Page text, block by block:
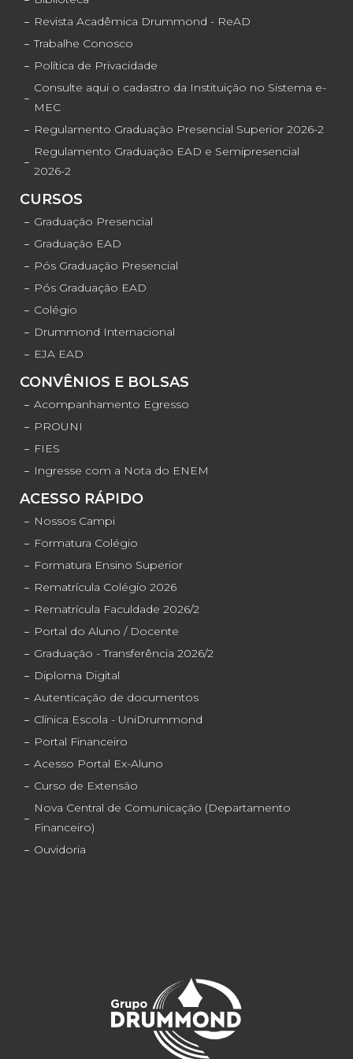
Revista Acadêmica Drummond - ReAD
Trabalhe Conosco
Política de Privacidade
Consulte aqui o cadastro da Instituição no Sistema e-
MEC
Regulamento Graduação Presencial Superior 2026-2
Regulamento Graduação EAD e Semipresencial
2026-2
CURSOS
Graduação Presencial
Graduação EAD
Pós Graduação Presencial
Pós Graduação EAD
Colégio
Drummond Internacional
EJA EAD
CONVÊNIOS E BOLSAS
Acompanhamento Egresso
PROUNI
FIES
Ingresse com a Nota do ENEM
ACESSO RÁPIDO
Nossos Campi
Formatura Colégio
Formatura Ensino Superior
Rematrícula Colégio 2026
Rematrícula Faculdade 2026/2
Portal do Aluno / Docente
Graduação - Transferência 2026/2
Diploma Digital
Autenticação de documentos
Clínica Escola - UniDrummond
Portal Financeiro
Acesso Portal Ex-Aluno
Curso de Extensão
Nova Central de Comunicação (Departamento
Financeiro)
Ouvidoria